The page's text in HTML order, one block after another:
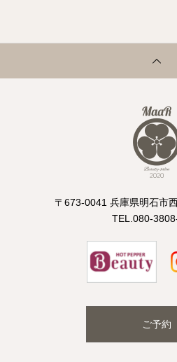
〒673-0041 兵庫県明石市
TEL.080-
ご予約